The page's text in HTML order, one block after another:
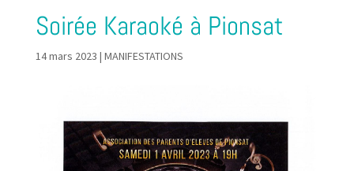
Soirée Karaoké à Pionsat
14 mars 2023 | MANIFESTATIONS